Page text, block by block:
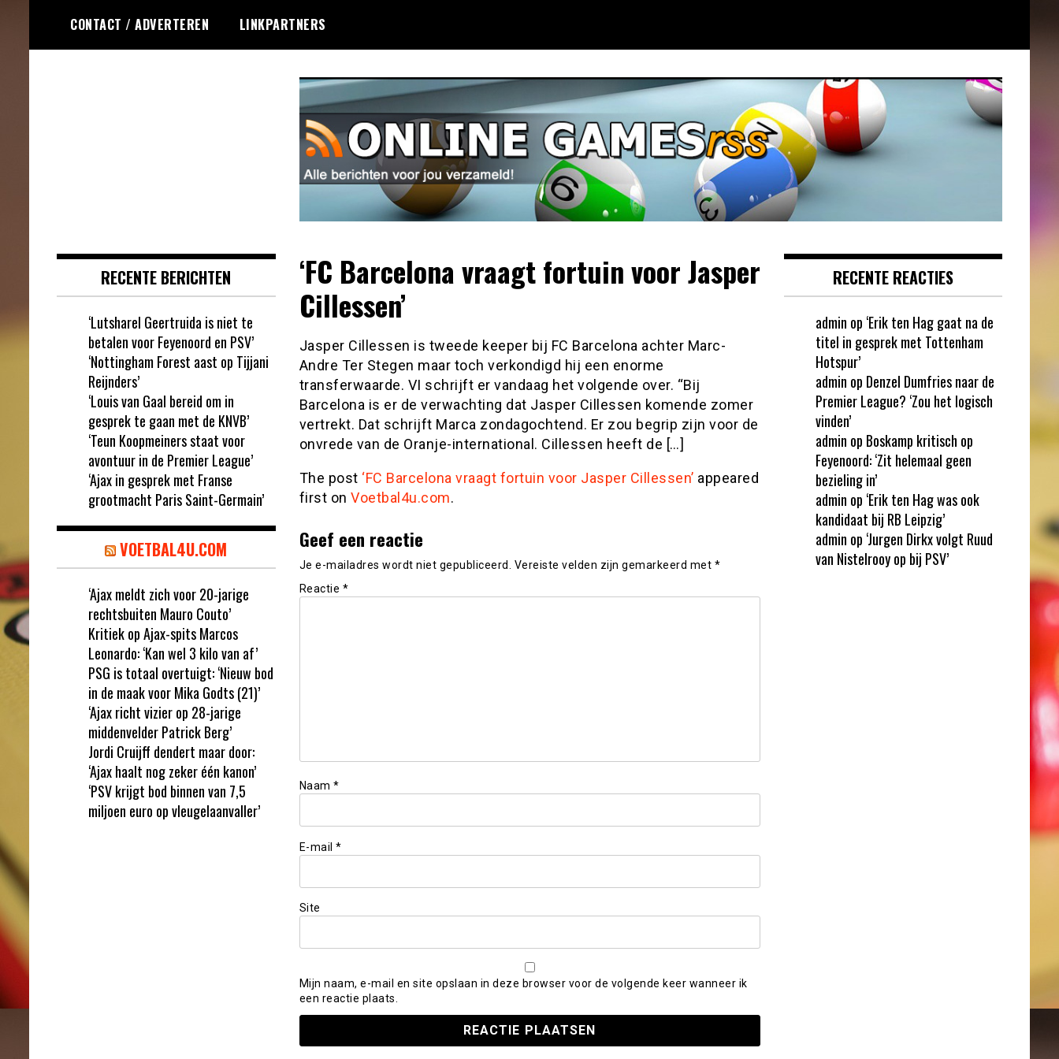
de
CONTACT / ADVERTEREN LINKPARTNERS
‘FC Barcelona vraagt fortuin voor Jasper
Cillessen’
Jasper Cillessen is tweede keeper bij FC Barcelona achter Marc-
Andre Ter Stegen maar toch verkondigd hij een enorme
transferwaarde. VI schrijft er vandaag het volgende over. “Bij
Barcelona is er de verwachting dat Jasper Cillessen komende zomer
vertrekt. Dat schrijft Marca zondagochtend. Er zou begrip zijn voor de
onvrede van de Oranje-international. Cillessen heeft de […]
The post ‘FC Barcelona vraagt fortuin voor Jasper Cillessen’ appeared
first on Voetbal4u.com.
Geef een reactie
Je e-mailadres wordt niet gepubliceerd. Vereiste velden zijn gemarkeerd met *
Reactie *
Naam *
E-mail *
Site
Mijn naam, e-mail en site opslaan in deze browser voor de volgende keer wanneer ik
een reactie plaats.
RECENTE BERICHTEN
‘Lutsharel Geertruida is niet te
betalen voor Feyenoord en PSV’
‘Nottingham Forest aast op Tijjani
Reijnders’
‘Louis van Gaal bereid om in
gesprek te gaan met de KNVB’
‘Teun Koopmeiners staat voor
avontuur in de Premier League’
‘Ajax in gesprek met Franse
grootmacht Paris Saint-Germain’
VOETBAL4U.COM
‘Ajax meldt zich voor 20-jarige
rechtsbuiten Mauro Couto’
Kritiek op Ajax-spits Marcos
Leonardo: ‘Kan wel 3 kilo van af’
PSG is totaal overtuigt: ‘Nieuw bod
in de maak voor Mika Godts (21)’
‘Ajax richt vizier op 28-jarige
middenvelder Patrick Berg’
Jordi Cruijff dendert maar door:
‘Ajax haalt nog zeker één kanon’
‘PSV krijgt bod binnen van 7,5
miljoen euro op vleugelaanvaller’
RECENTE REACTIES
admin op ‘Erik ten Hag gaat na de
titel in gesprek met Tottenham
Hotspur’
admin op Denzel Dumfries naar de
Premier League? ‘Zou het logisch
vinden’
admin op Boskamp kritisch op
Feyenoord: ‘Zit helemaal geen
bezieling in’
admin op ‘Erik ten Hag was ook
kandidaat bij RB Leipzig’
admin op ‘Jurgen Dirkx volgt Ruud
van Nistelrooy op bij PSV’